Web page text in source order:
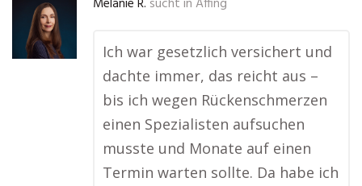
Melanie R. sucht in Affing
Ich war gesetzlich versichert und
dachte immer, das reicht aus –
bis ich wegen Rückenschmerzen
einen Spezialisten aufsuchen
musste und Monate auf einen
Termin warten sollte. Da habe ich